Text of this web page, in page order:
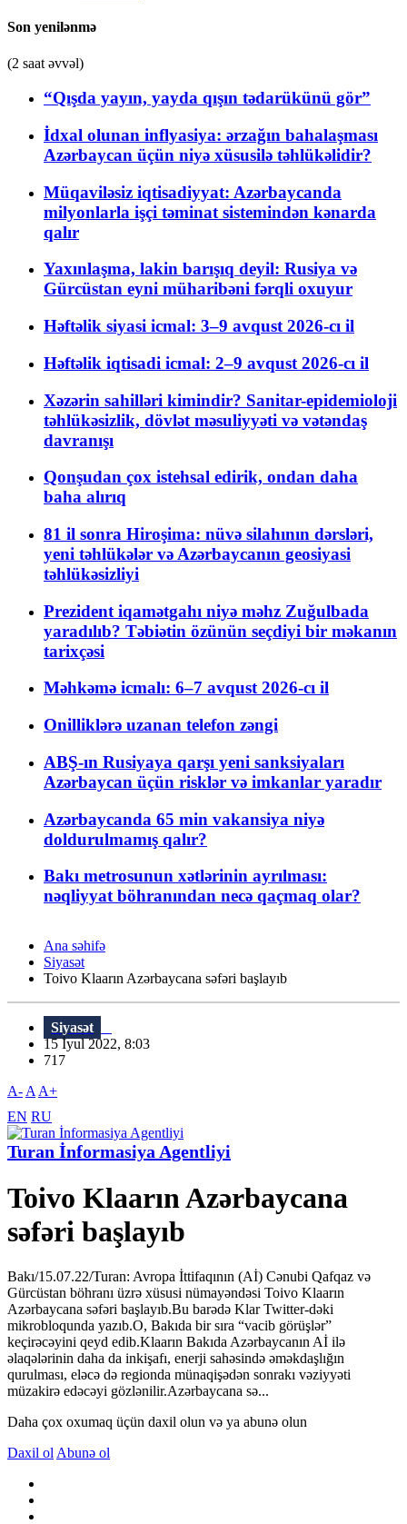
Son yenilənmə
(2 saat əvvəl)
“Qışda yayın, yayda qışın tədarükünü gör”
İdxal olunan inflyasiya: ərzağın bahalaşması
Azərbaycan üçün niyə xüsusilə təhlükəlidir?
Müqaviləsiz iqtisadiyyat: Azərbaycanda
milyonlarla işçi təminat sistemindən kənarda
qalır
Yaxınlaşma, lakin barışıq deyil: Rusiya və
Gürcüstan eyni müharibəni fərqli oxuyur
Həftəlik siyasi icmal: 3–9 avqust 2026-cı il
Həftəlik iqtisadi icmal: 2–9 avqust 2026-cı il
Xəzərin sahilləri kimindir? Sanitar-epidemioloji
təhlükəsizlik, dövlət məsuliyyəti və vətəndaş
davranışı
Qonşudan çox istehsal edirik, ondan daha
baha alırıq
81 il sonra Hiroşima: nüvə silahının dərsləri,
yeni təhlükələr və Azərbaycanın geosiyasi
təhlükəsizliyi
Prezident iqamətgahı niyə məhz Zuğulbada
yaradılıb? Təbiətin özünün seçdiyi bir məkanın
tarixçəsi
Məhkəmə icmalı: 6–7 avqust 2026-cı il
Onilliklərə uzanan telefon zəngi
ABŞ-ın Rusiyaya qarşı yeni sanksiyaları
Azərbaycan üçün risklər və imkanlar yaradır
Azərbaycanda 65 min vakansiya niyə
doldurulmamış qalır?
Bakı metrosunun xətlərinin ayrılması:
nəqliyyat böhranından necə qaçmaq olar?
Ana səhifə
Siyasət
Toivo Klaarın Azərbaycana səfəri başlayıb
Siyasət
15 İyul 2022, 8:03
717
A- A A+
EN RU
Turan İnformasiya Agentliyi
Toivo Klaarın Azərbaycana
səfəri başlayıb
Bakı/15.07.22/Turan: Avropa İttifaqının (Aİ) Cənubi Qafqaz və
Gürcüstan böhranı üzrə xüsusi nümayəndəsi Toivo Klaarın
Azərbaycana səfəri başlayıb.Bu barədə Klar Twitter-dəki
mikrobloqunda yazıb.O, Bakıda bir sıra “vacib görüşlər”
keçirəcəyini qeyd edib.Klaarın Bakıda Azərbaycanın Aİ ilə
əlaqələrinin daha da inkişafı, enerji sahəsində əməkdaşlığın
qurulması, eləcə də regionda münaqişədən sonrakı vəziyyəti
müzakirə edəcəyi gözlənilir.Azərbaycana sə...
Daha çox oxumaq üçün daxil olun və ya abunə olun
Daxil ol Abunə ol